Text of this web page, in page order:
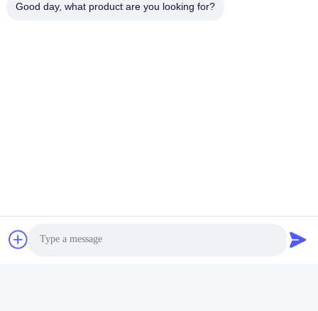
Good day, what product are you looking for?